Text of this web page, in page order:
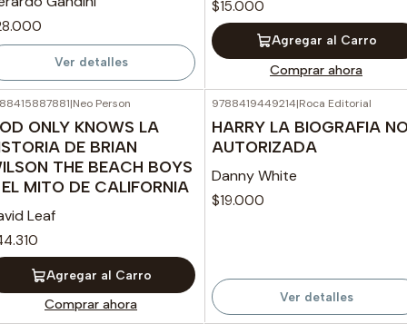
Ver detalles
$15.000
Agregar al Carro
Comprar ahora
|Neo Person
ONLY KNOWS LA
DE BRIAN
THE BEACH BOYS
MITO DE CALIFORNIA
Leaf
Agregar al Carro
Comprar ahora
Agotado
9788419449214|Roca Editorial
HARRY LA BIOGRAFIA
AUTORIZADA
Danny White
$19.000
Ver detalles